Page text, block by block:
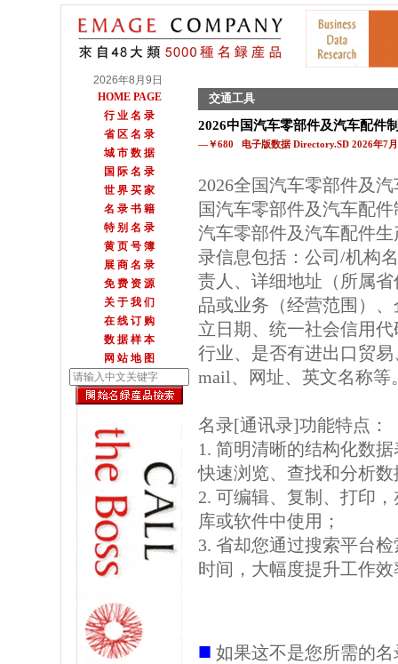
2026年8月9日
HOME PAGE
行 业 名 录
省 区 名 录
城 市 数 据
国 际 名 录
世 界 买 家
名 录 书 籍
特 别 名 录
黄 页 号 簿
展 商 名 录
免 费 资 源
关 于 我 们
在 线 订 购
数 据 样 本
网 站 地 图
交通工具
2026中国汽车零部件及汽车配件
—￥680 电子版数据 Directory.SD 2026年7
2026全国汽车零部件及
国汽车零部件及汽车配
汽车零部件及汽车配件
录信息包括：公司/机构
责人、详细地址（所属
品或业务（经营范围）
立日期、统一社会信用
行业、是否有进出口贸
mail、网址、英文名称等
名录[通讯录]功能特点：
1. 简明清晰的结构化数
快速浏览、查找和分析数
2. 可编辑、复制、打印
库或软件中使用；
3. 省却您通过搜索平台
时间，大幅度提升工作效
■ 如果这不是您所需的